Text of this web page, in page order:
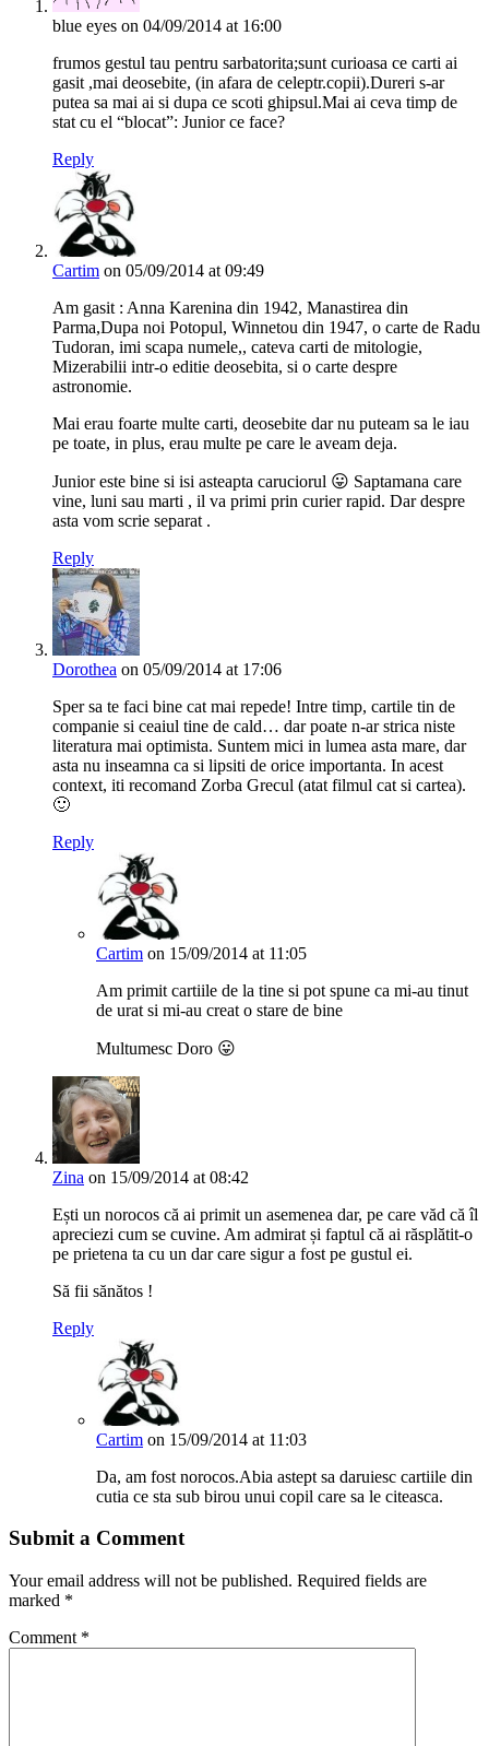
blue eyes on 04/09/2014 at 16:00
frumos gestul tau pentru sarbatorita;sunt curioasa ce carti ai
gasit ,mai deosebite, (in afara de celeptr.copii).Dureri s-ar
putea sa mai ai si dupa ce scoti ghipsul.Mai ai ceva timp de
stat cu el “blocat”: Junior ce face?
Reply
Cartim on 05/09/2014 at 09:49
Am gasit : Anna Karenina din 1942, Manastirea din
Parma,Dupa noi Potopul, Winnetou din 1947, o carte de Radu
Tudoran, imi scapa numele,, cateva carti de mitologie,
Mizerabilii intr-o editie deosebita, si o carte despre
astronomie.
Mai erau foarte multe carti, deosebite dar nu puteam sa le iau
pe toate, in plus, erau multe pe care le aveam deja.
Junior este bine si isi asteapta caruciorul 😛 Saptamana care
vine, luni sau marti , il va primi prin curier rapid. Dar despre
asta vom scrie separat .
Reply
Dorothea on 05/09/2014 at 17:06
Sper sa te faci bine cat mai repede! Intre timp, cartile tin de
companie si ceaiul tine de cald… dar poate n-ar strica niste
literatura mai optimista. Suntem mici in lumea asta mare, dar
asta nu inseamna ca si lipsiti de orice importanta. In acest
context, iti recomand Zorba Grecul (atat filmul cat si cartea).
🙂
Reply
Cartim on 15/09/2014 at 11:05
Am primit cartiile de la tine si pot spune ca mi-au tinut
de urat si mi-au creat o stare de bine
Multumesc Doro 😛
Zina on 15/09/2014 at 08:42
Ești un norocos că ai primit un asemenea dar, pe care văd că îl
apreciezi cum se cuvine. Am admirat și faptul că ai răsplătit-o
pe prietena ta cu un dar care sigur a fost pe gustul ei.
Să fii sănătos !
Reply
Cartim on 15/09/2014 at 11:03
Da, am fost norocos.Abia astept sa daruiesc cartiile din
cutia ce sta sub birou unui copil care sa le citeasca.
Submit a Comment
Your email address will not be published. Required fields are
marked *
Comment *